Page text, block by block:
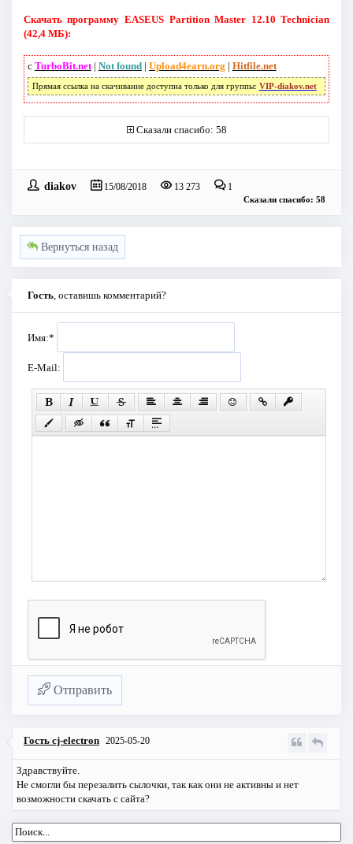
Скачать программу EASEUS Partition Master 12.10 Technician
(42,4 МБ):
с TurboBit.net| Not found| Upload4earn.org | Hitfile.net
Прямая ссылка на скачивание доступна только для группы: VIP-diakov.net
Сказали спасибо: 58
diakov 15/08/2018 13 273 1
Сказали спасибо: 58
Вернуться назад
Гость , оставишь комментарий?
Имя:*
E-Mail:
Отправить
Гость cj-electron 2025-05-20
Здравствуйте.
Не смогли бы перезалить сылочки, так как они не активны и нет
возможности скачать с сайта?